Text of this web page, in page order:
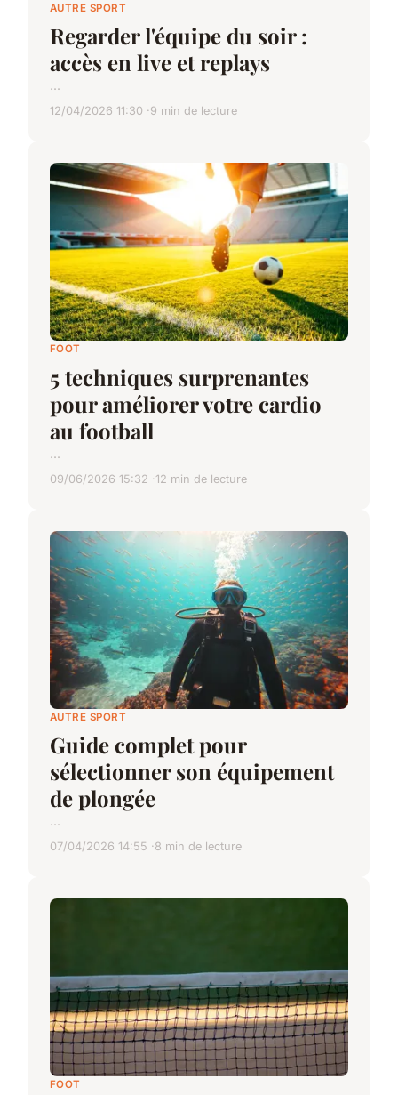
AUTRE SPORT
Regarder l'équipe du soir :
accès en live et replays
...
12/04/2026 11:30 9 min de lecture
FOOT
5 techniques surprenantes
pour améliorer votre cardio
au football
...
09/06/2026 15:32 12 min de lecture
AUTRE SPORT
Guide complet pour
sélectionner son équipement
de plongée
...
07/04/2026 14:55 8 min de lecture
FOOT